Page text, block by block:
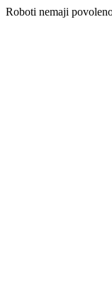
Roboti nemaji